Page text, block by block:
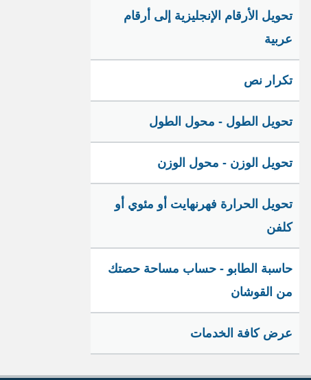
تحويل الأرقام الإنجليزية إلى أرقام
عربية
تكرار نص
تحويل الطول - محول الطول
تحويل الوزن - محول الوزن
تحويل الحرارة فهرنهايت أو مئوي أو
كلفن
حاسبة الطابو - حساب مساحة حصتك
من القوشان
عرض كافة الخدمات